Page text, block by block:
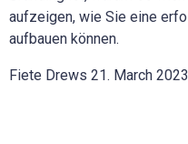
aufzeigen, wie Sie eine
aufbauen können.
Fiete Drews 21. March 2023